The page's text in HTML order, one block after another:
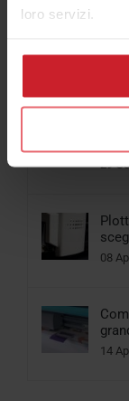
loro servizi.
e
06
29
08
14